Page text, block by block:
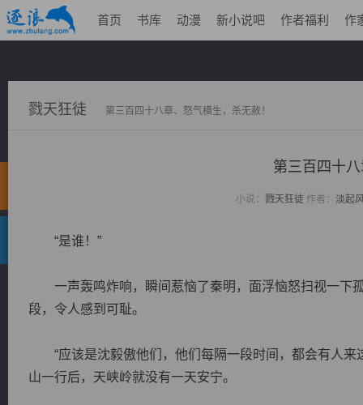
首页 书库 动漫 新小说吧 作者福利 作
戮天狂徒 第三百四十八章、怒气横生，杀无赦！
第三百四十
小说： 戮天狂徒作者： 淡起
“是谁！”
一声轰鸣炸响，瞬间惹恼了秦明，面浮恼怒扫视一下
段，令人感到可耻。
“应该是沈毅傲他们，他们每隔一段时间，都会有人来
山一行后，天峡岭就没有一天安宁。